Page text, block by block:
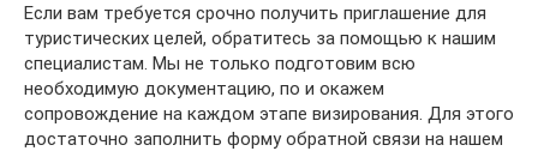
Если вам требуется срочно получить приглашение для
туристических целей, обратитесь за помощью к нашим
специалистам. Мы не только подготовим всю
необходимую документацию, по и окажем
сопровождение на каждом этапе визирования. Для этого
достаточно заполнить форму обратной связи на нашем